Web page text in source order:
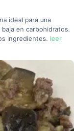
ideal para una
en carbohidratos.
ingredientes. leer